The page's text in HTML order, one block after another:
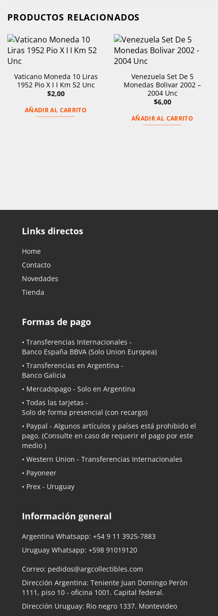
PRODUCTOS RELACIONADOS
Vaticano Moneda 10 Liras
1952 Pio X I I Km 52 Unc
$2,00
AÑADIR AL CARRITO
Venezuela Set De 5
Monedas Bolivar 2002 –
2004 Unc
$6,00
AÑADIR AL CARRITO
Links directos
Home
Contacto
Novedades
Tienda
Formas de pago
• Transferencias Internacionales -
Banco España BBVA (Solo Union Europea)
• Transferencias en Argentina -
Banco Galicia
• Mercadopago - Solo en Argentina
• Todas las tarjetas -
Solo de forma presencial (con recargo)
• Paypal - Algunos artículos y países está prohibido el
pago. (Consulte en caso de requerir el pago por este
medio )
• Western Union - Transferencias Internacionales
• Payoneer
• Prex - Uruguay
Información general
Argentina Whatsapp: +54 9 11 3925-7883
Uruguay Whatsapp: +598 91019120
Correo: pedidos@argcollectibles.com
Dirección Argentina: Teniente Juan Domingo Perón
1111, piso 10 - oficina 1001. Capital federal.
Dirección Uruguay: Rio negro 1337. Montevideo